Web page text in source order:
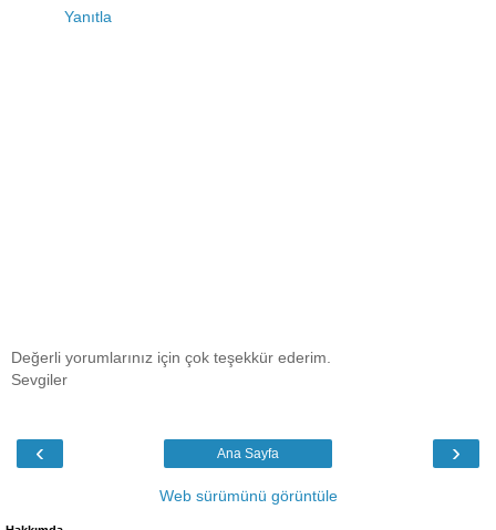
Yanıtla
Değerli yorumlarınız için çok teşekkür ederim.
Sevgiler
‹ ›
Ana Sayfa
Web sürümünü görüntüle